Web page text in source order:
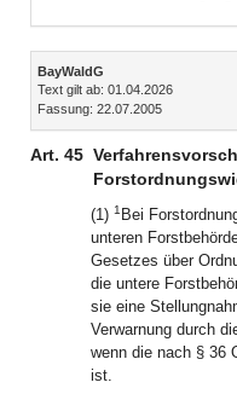
Inhalt
BayWaldG
Text gilt ab: 01.04.2026
Fassung: 22.07.2005
Art. 45
(1) 1 Bei
unteren
Gesetzes über
die untere
sie eine
Verwarnung durch
wenn die nach § 36
ist.